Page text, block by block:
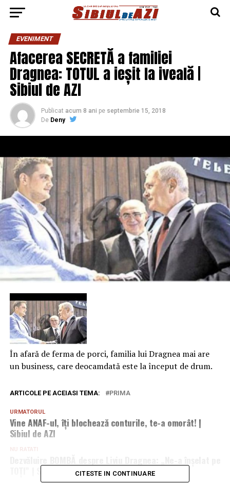
EVENIMENT
Afacerea SECRETĂ a familiei
Dragnea: TOTUL a ieșit la iveală |
Sibiul de AZI
Publicat acum 8 ani pe septembrie 15, 2018
De Deny
În afară de ferma de porci, familia lui Dragnea mai are
un business, care deocamdată este la început de drum.
ARTICOLE PE ACEIASI TEMA: PRIMA
URMATORUL
Vine ANAF-ul, îţi blochează conturile, te-a omorât! |
Sibiul de AZI
NU RATATI
TOȚI” | Sibiul de AZICITESTE IN CONTINUARE